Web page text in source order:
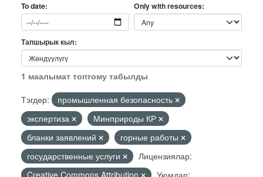
To date Only with resources
Тапшырык кыл
1 маалымат топтому табылды
Тэгдер:
промышленная безопасность
экспертиза
Минприроды КР
бланки заявлений
горные работы
государственные услуги
Лицензиялар:
Creative Commons Attribution
Уюмдар: